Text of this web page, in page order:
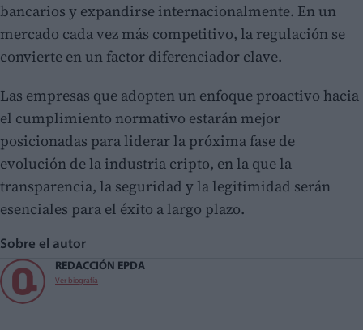
bancarios y expandirse internacionalmente. En un
mercado cada vez más competitivo, la regulación se
convierte en un factor diferenciador clave.
Las empresas que adopten un enfoque proactivo hacia
el cumplimiento normativo estarán mejor
posicionadas para liderar la próxima fase de
evolución de la industria cripto, en la que la
transparencia, la seguridad y la legitimidad serán
esenciales para el éxito a largo plazo.
Sobre el autor
REDACCIÓN EPDA
Ver biografía